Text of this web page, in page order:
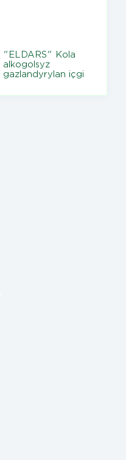
"ELDARS" Kola
alkogolsyz
gazlandyrylan içgi